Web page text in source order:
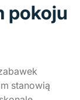
pokoju
stanowią